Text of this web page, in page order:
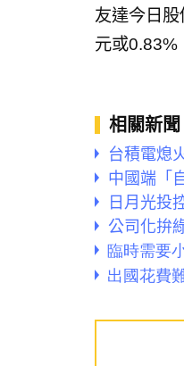
友達今日
元或0.83%
相關新聞
台積電熄
中國端「
日月光投
公司化拚